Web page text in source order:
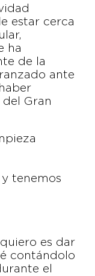
estar cerca
ha
de la
ante
Gran
tenemos
es dar
contándolo
el